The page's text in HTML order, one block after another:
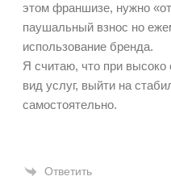
этом франшизе, нужно
паушальный взнос но
использование бренда.
Я считаю, что при высоко
вид услуг, выйти на
самостоятельно.
Ответить